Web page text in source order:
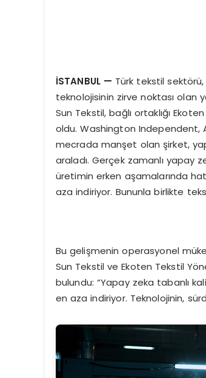
İSTANBUL — Türk tekstil
teknolojisinin zirve noktası olan
Sun Tekstil, bağlı ortaklığı
oldu. Washington Independent,
mecrada manşet olan şirket,
araladı. Gerçek zamanlı
üretimin erken aşamalarında
aza indiriyor. Bununla birlikte
Bu gelişmenin operasyonel
Sun Tekstil ve Ekoten Tekstil
bulundu: “Yapay zeka tabanlı
en aza indiriyor. Teknolojinin,